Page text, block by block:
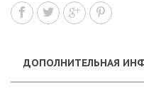
ДОПОЛНИТЕЛЬНАЯ